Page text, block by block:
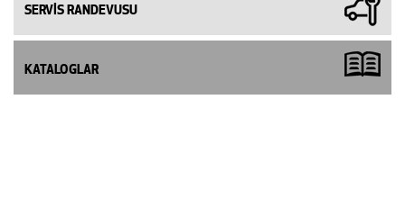
SERVİS RANDEVUSU
KATALOGLAR